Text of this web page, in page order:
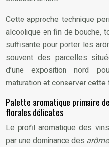
Cette approche technique
alcoolique en fin de bouche,
suffisante pour porter les
souvent des parcelles
d’une exposition nord
maturation et conserver cette
Palette aromatique primaire
florales délicates
Le profil aromatique des
par une dominance des